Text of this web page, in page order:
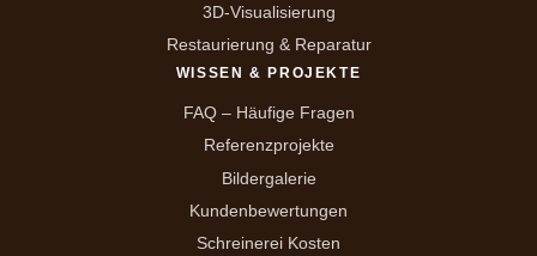
3D-Visualisierung
Restaurierung & Reparatur
WISSEN & PROJEKTE
FAQ – Häufige Fragen
Referenzprojekte
Bildergalerie
Kundenbewertungen
Schreinerei Kosten